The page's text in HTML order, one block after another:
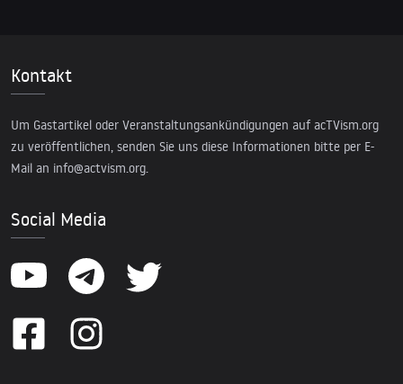
Kontakt
Um Gastartikel oder Veranstaltungsankündigungen auf acTVism.org
zu veröffentlichen, senden Sie uns diese Informationen bitte per E-
Mail an info@actvism.org.
Social Media